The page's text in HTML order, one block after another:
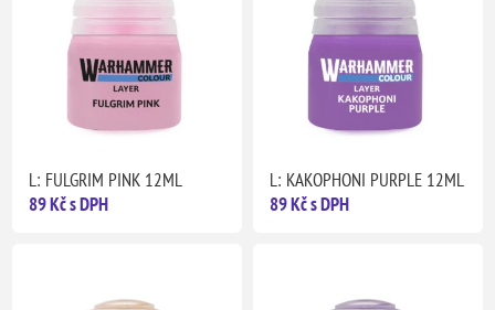
L: FULGRIM PINK 12ML
89 Kč s DPH
L: KAKOPHONI PURPLE 12ML
89 Kč s DPH